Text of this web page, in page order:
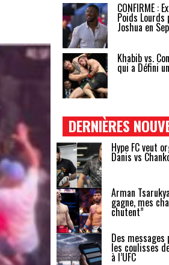
CONFIRMÉ :
Poids Lourds
Joshua en
Khabib vs.
qui a Défini
DERNIÈRES
Hype FC veut
Danis vs
Arman
gagne, mes
chutent”
Des
les coulisses
à l’UFC